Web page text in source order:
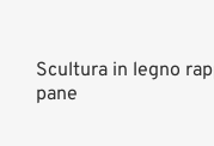
Scultura in legno
pane